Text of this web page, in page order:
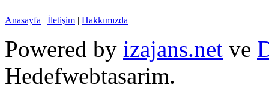
Anasayfa | İletişim | Hakkımızda
Powered by izajans.net ve
Hedefwebtasarim.